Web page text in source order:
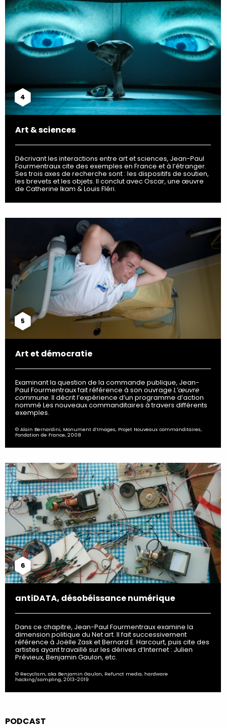
4
Art & sciences
Décrivant les interactions entre art et sciences, Jean-Paul
Fourmentraux cite des exemples en France et à l’étranger.
Ses trois axes de recherche sont : les dispositifs de soutien,
les brevets et les objets. Il conclut avec Oscar, une œuvre
de Catherine Ikam & Louis Fléri.
5
Art et démocratie
Examinant la question de la commande publique, Jean-
Paul Fourmentraux fait référence à son ouvrage L’œuvre
commune. Il décrit l’expérience d’un programme d’action
nommé Les nouveaux commanditaires à travers différents
exemples.
© Alain Bernardini, Monument d’Images, Projet Nouveaux commanditaires,
Fondation de France, 2008
6
antiDATA, désobéissance numérique
Dans ce chapitre, Jean-Paul Fourmentraux examine la
dimension politique du Net art. Il fait successivement
référence à Joëlle Zask et Bernard E. Harcourt, puis cite des
artistes ayant travaillé sur les dérives d’Internet : Julien
Prévieux, Benjamin Gaulon, etc.
© Recyclism, aka Benjamin Gaulon, Refunct media, hardware
hacking/sampling, 2013-2019
PODCAST